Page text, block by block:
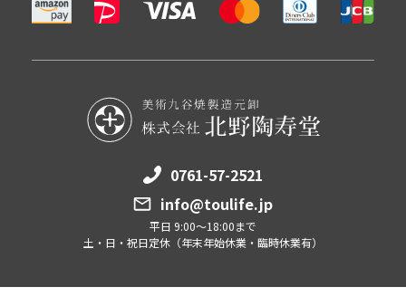
0761-57-2521
info@toulife.jp
平日 9:00～18:00まで
土・日・祝日定休（年末年始休業・臨時休業有）